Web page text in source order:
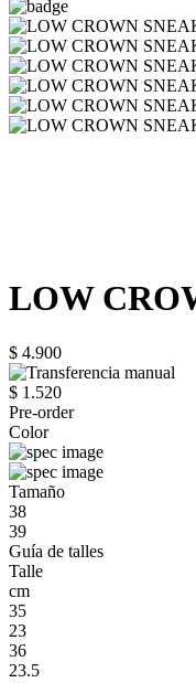
LOW
$ 4.900
$ 1.520
Pre-order
Color
Tamaño
38
39
Guía de talles
Talle
cm
35
23
36
23.5